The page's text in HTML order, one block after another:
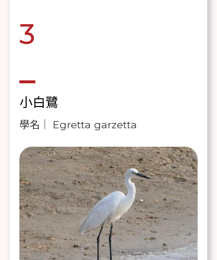
3
小白鷺
學名｜ Egretta garzetta